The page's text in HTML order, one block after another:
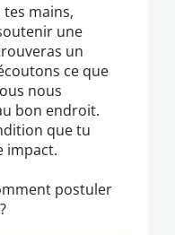
mains,
une
un
ce que
nous
bon endroit.
que tu
impact.
postuler